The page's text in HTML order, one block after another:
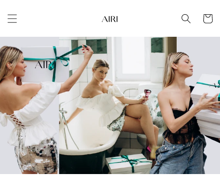
conținut
Cart